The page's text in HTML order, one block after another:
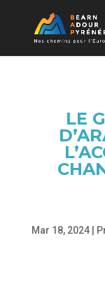
LE
Mar 18, 2024|